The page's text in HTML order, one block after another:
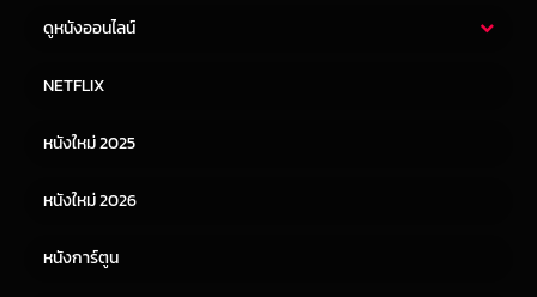
ดูหนังออนไลน์
หนังจีน
NETFLIX
หนังใหม่ 2025
หนังใหม่ 2026
หนังการ์ตูน